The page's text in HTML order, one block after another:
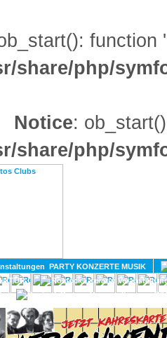
function
share/php/
Notice:
share/php/
PARTY KONZERTE MUSIK